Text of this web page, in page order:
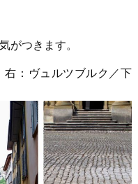
がつきます。
：ヴュルツブルク／下